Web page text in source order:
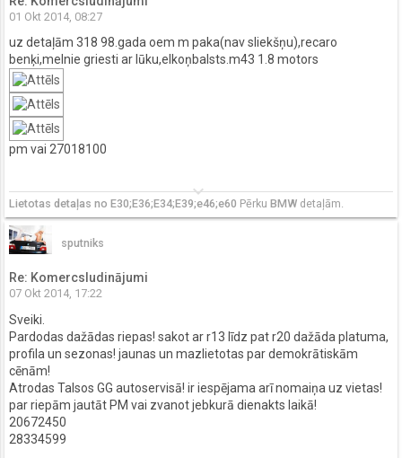
01 Okt 2014, 08:27
uz detaļām 318 98.gada oem m paka(nav sliekšņu),recaro
benķi,melnie griesti ar lūku,elkoņbalsts.m43 1.8 motors
pm vai 27018100
keyboard_arrow_down
Lietotas detaļas no E30;E36;E34;E39;e46;e60 Pērku BMW detaļām.
sputniks
Re: Komercsludinājumi
07 Okt 2014, 17:22
Sveiki.
Pardodas dažādas riepas! sakot ar r13 līdz pat r20 dažāda platuma,
profila un sezonas! jaunas un mazlietotas par demokrātiskām
cēnām!
Atrodas Talsos GG autoservisā! ir iespējama arī nomaiņa uz vietas!
par riepām jautāt PM vai zvanot jebkurā dienakts laikā!
20672450
28334599